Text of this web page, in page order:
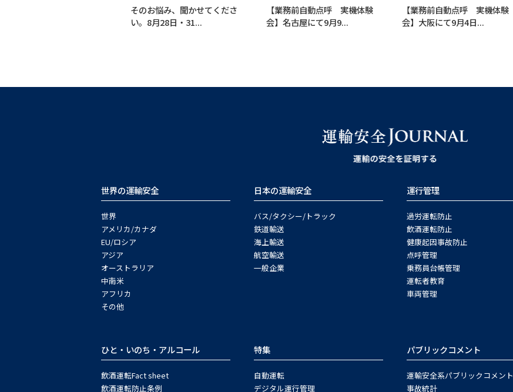
そのお悩み、聞かせてくださ
い。8月28日・31...
【業務前自動点呼 実機体験
会】名古屋にて9月9...
【業務前自動点呼 実機体験
会】大阪にて9月4日...
世界の運輸安全
世界
アメリカ/カナダ
EU/ロシア
アジア
オーストラリア
中南米
アフリカ
その他
日本の運輸安全
バス/タクシー/トラック
鉄道輸送
海上輸送
航空輸送
一般企業
運行管理
過労運転防止
飲酒運転防止
健康起因事故防止
点呼管理
乗務員台帳管理
運転者教育
車両管理
ひと・いのち・アルコール
飲酒運転Fact sheet
飲酒運転防止条例
特集
自動運転
デジタル運行管理
パブリックコメント
運輸安全系パブリックコメント
事故統計